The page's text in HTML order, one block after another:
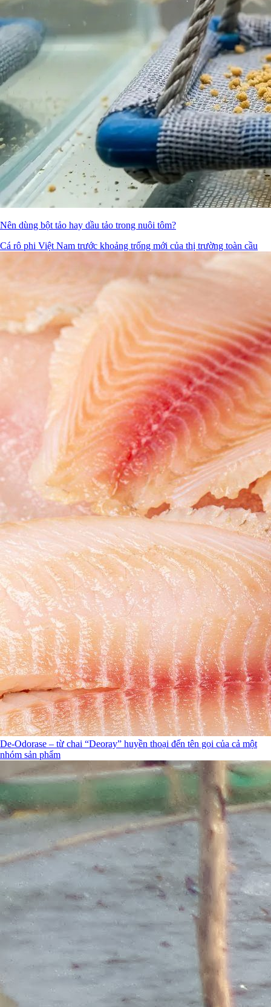
Nên dùng bột tảo hay dầu tảo trong nuôi tôm?
Cá rô phi Việt Nam trước khoảng trống mới của thị trường toàn cầu
De-Odorase – từ chai “Deoray” huyền thoại đến tên gọi của cả một
nhóm sản phẩm